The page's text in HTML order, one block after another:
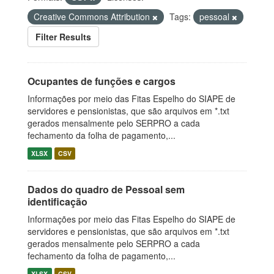
Creative Commons Attribution
Tags:
pessoal
Filter Results
Ocupantes de funções e cargos
Informações por meio das Fitas Espelho do SIAPE de
servidores e pensionistas, que são arquivos em *.txt
gerados mensalmente pelo SERPRO a cada
fechamento da folha de pagamento,...
XLSX CSV
Dados do quadro de Pessoal sem
identificação
Informações por meio das Fitas Espelho do SIAPE de
servidores e pensionistas, que são arquivos em *.txt
gerados mensalmente pelo SERPRO a cada
fechamento da folha de pagamento,...